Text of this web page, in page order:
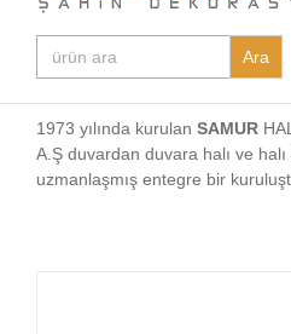
Search
for:
1973 yılında kurulan SAMUR
A.Ş duvardan duvara halı ve
uzmanlaşmış entegre bir